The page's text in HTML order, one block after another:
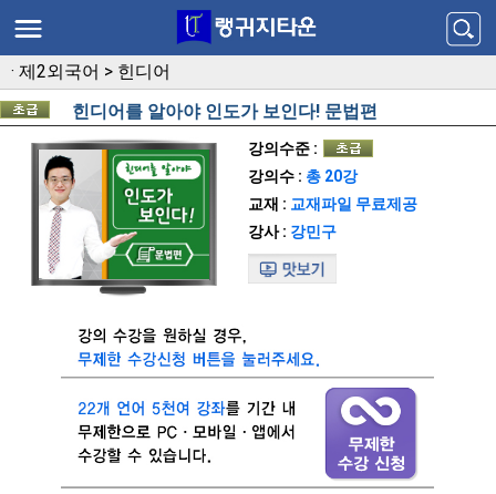
· 제2외국어 > 힌디어
힌디어를 알아야 인도가 보인다! 문법편
강의수준 :
강의수 : 총 20강
교재 : 교재파일 무료제공
강사 : 강민구